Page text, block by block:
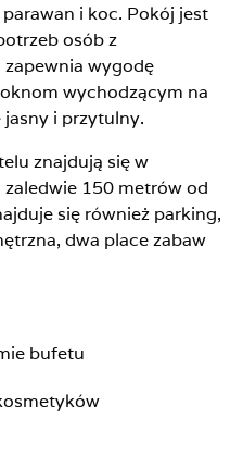
i koc. Pokój jest
osób z
zapewnia wygodę
wychodzącym na
jasny i przytulny.
znajdują się w
150 metrów od
się również parking,
dwa place zabaw
bufetu